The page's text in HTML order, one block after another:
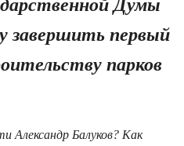
Думы
завершить первый
парков
Александр Балуков? Как